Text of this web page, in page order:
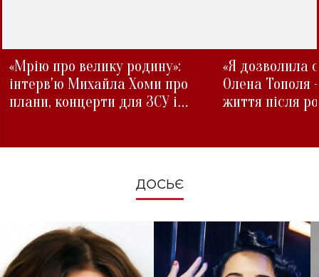
«Мрію про велику родину»:
інтерв'ю Михайла Хоми про
плани, концерти для ЗСУ і
«Я дозволила
Олена Тополя
життя після
ДОСЬЄ